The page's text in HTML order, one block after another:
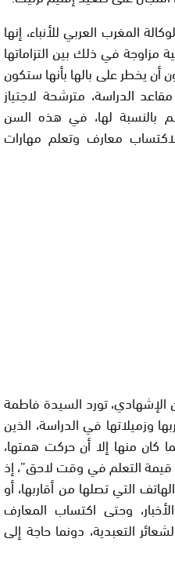
المغرب العربي للأنباء، إنها
في ذلك بين التزاماتها
أن يخطر على بالها بأنها ستكون
الدراسة، مترشحة لاجتياز
بالنسبة لها، في هذه السن
معارف وتعلم مهارات
الإشهادي، تورد السيدة فاطمة
وزميلاتها في الدراسة، الذين
منها إلا أن حركت همتها،
التعلم في وقت لاحق”، إذ
التي تصلها من أقاربها، أو
وحتى اكتساب المعارف
التعبدية، دونما حاجة إلى